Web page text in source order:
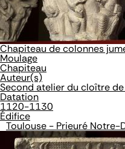
Chapiteau de colonnes
Moulage
Chapiteau
Auteur(s)
Second atelier du cloître
Datation
1120-1130
Édifice
Toulouse - Prieuré Notre-